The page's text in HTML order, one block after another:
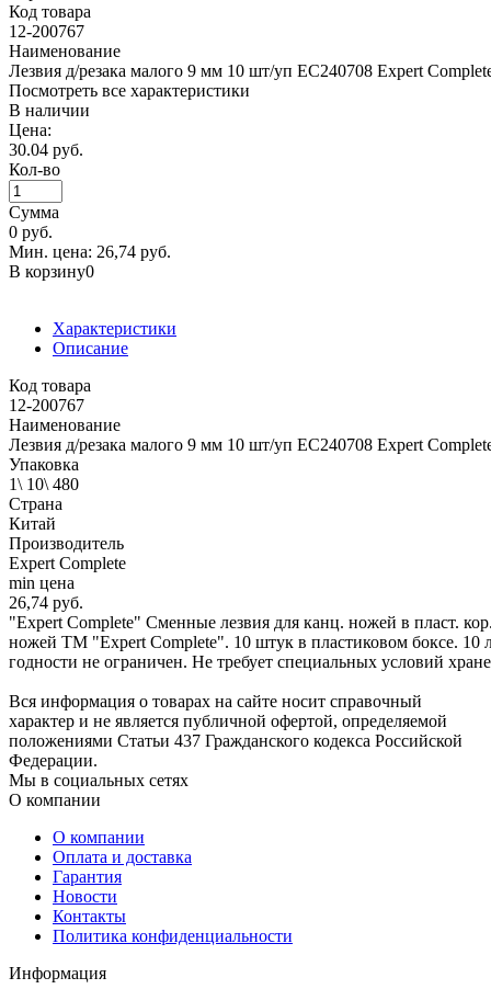
Код товара
12-200767
Наименование
Лезвия д/резака малого 9 мм 10 шт/уп EC240708 Expert
Посмотреть все характеристики
В наличии
Цена:
30.04 руб.
Кол-во
Сумма
0 руб.
Мин. цена: 26,74 руб.
В корзину0
Характеристики
Описание
Код товара
12-200767
Наименование
Лезвия д/резака малого 9 мм 10 шт/уп EC240708 Expert
Упаковка
1\ 10\ 480
Страна
Китай
Производитель
Expert Complete
min цена
26,74 руб.
"Expert Complete" Сменные лезвия для канц. ножей в пласт.
ножей ТМ "Expert Complete". 10 штук в пластиковом боксе. 10
годности не ограничен. Не требует специальных условий
Вся информация о товарах на сайте носит справочный
характер и не является публичной офертой, определяемой
положениями Статьи 437 Гражданского кодекса Российской
Федерации.
Мы в социальных сетях
О компании
О компании
Оплата и доставка
Гарантия
Новости
Контакты
Политика конфиденциальности
Информация